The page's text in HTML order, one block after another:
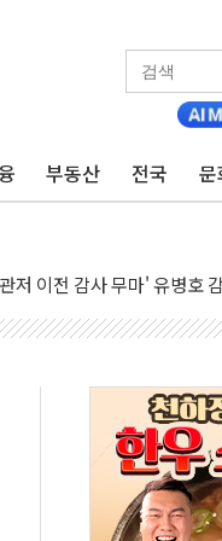
부동산 전국 문
고 재개발·재건축 촉진하
년 AI 팩토리 매출 본격화
개입...4월 말 '56조원' 사
, 스타트업 지원 프로그램
' 임성근 전 사단장 항소심도
살인' 50대 남성 구속 송치
박 7년 새 7배 늘었다...폭염
여름"…구윤철, 쪽방촌 폭